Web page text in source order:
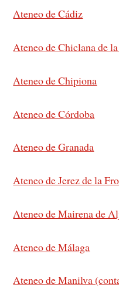
Ateneo de Cádiz
Ateneo de Chiclana de
Ateneo de Chipiona
Ateneo de Córdoba
Ateneo de Granada
Ateneo de Jerez de la
Ateneo de Mairena de
Ateneo de Málaga
Ateneo de Manilva